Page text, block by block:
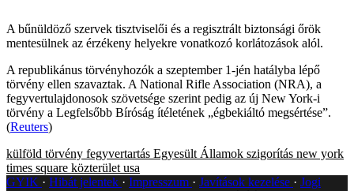
A bűnüldöző szervek tisztviselői és a regisztrált biztonsági őrök
mentesülnek az érzékeny helyekre vonatkozó korlátozások alól.
A republikánus törvényhozók a szeptember 1-jén hatályba lépő
törvény ellen szavaztak. A National Rifle Association (NRA), a
fegyvertulajdonosok szövetsége szerint pedig az új New York-i
törvény a Legfelsőbb Bíróság ítéletének „égbekiáltó megsértése”.
(Reuters)
külföld törvény fegyvertartás Egyesült Államok szigorítás new york
times square közterület usa
GYIK
Hibát jelentek Impresszum Javítások kezelése
Jogi